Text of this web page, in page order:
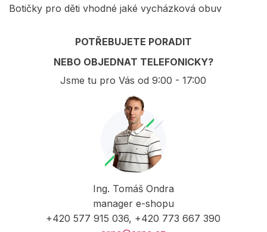
Botičky pro děti vhodné jaké vycházková obuv
POTŘEBUJETE PORADIT
NEBO OBJEDNAT TELEFONICKY?
Jsme tu pro Vás od 9:00 - 17:00
Ing. Tomáš Ondra
manager e-shopu
+420 577 915 036, +420 773 667 390